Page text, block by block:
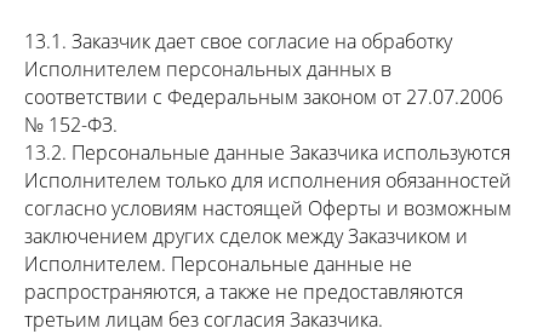
13.1. Заказчик дает свое согласие на обработку
Исполнителем персональных данных в
соответствии с Федеральным законом от 27.07.2006
№ 152-ФЗ.
13.2. Персональные данные Заказчика используются
Исполнителем только для исполнения обязанностей
согласно условиям настоящей Оферты и возможным
заключением других сделок между Заказчиком и
Исполнителем. Персональные данные не
распространяются, а также не предоставляются
третьим лицам без согласия Заказчика.